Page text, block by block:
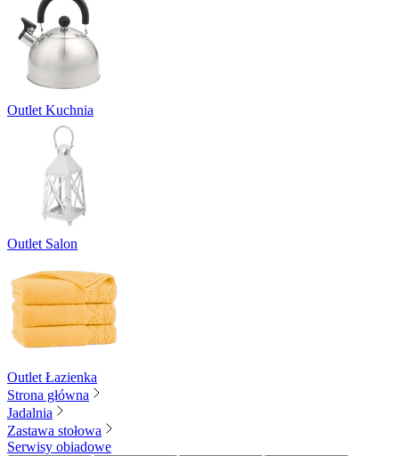
Outlet Kuchnia
Outlet Salon
Outlet Łazienka
Strona główna
Jadalnia
Zastawa stołowa
Serwisy obiadowe